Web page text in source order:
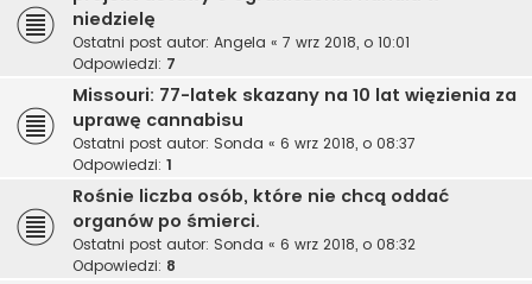
niedzielę
Ostatni post autor: Angela « 7 wrz 2018, o 10:01
Odpowiedzi: 7
Missouri: 77-latek skazany na 10 lat więzienia za
uprawę cannabisu
Ostatni post autor: Sonda « 6 wrz 2018, o 08:37
Odpowiedzi: 1
Rośnie liczba osób, które nie chcą oddać
organów po śmierci.
Ostatni post autor: Sonda « 6 wrz 2018, o 08:32
Odpowiedzi: 8